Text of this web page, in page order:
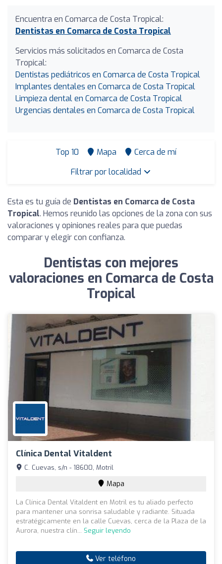
Encuentra en Comarca de Costa Tropical:
Dentistas en Comarca de Costa Tropical
Servicios más solicitados en Comarca de Costa
Tropical:
Dentistas pediátricos en Comarca de Costa Tropical
Implantes dentales en Comarca de Costa Tropical
Limpieza dental en Comarca de Costa Tropical
Urgencias dentales en Comarca de Costa Tropical
Top 10 Mapa
Cerca de mí
Filtrar por localidad
Esta es tu guía de Dentistas en Comarca de Costa
Tropical. Hemos reunido las opciones de la zona con sus
valoraciones y opiniones reales para que puedas
comparar y elegir con confianza.
Dentistas con mejores
valoraciones en Comarca de Costa
Tropical
Clínica Dental Vitaldent
C. Cuevas, s/n - 18600, Motril
Mapa
La Clínica Dental Vitaldent en Motril es tu aliado perfecto
para mantener una sonrisa saludable y radiante. Situada
estratégicamente en la calle Cuevas, cerca de la Plaza de la
Aurora, nuestra clín... Seguir leyendo
Ver teléfono